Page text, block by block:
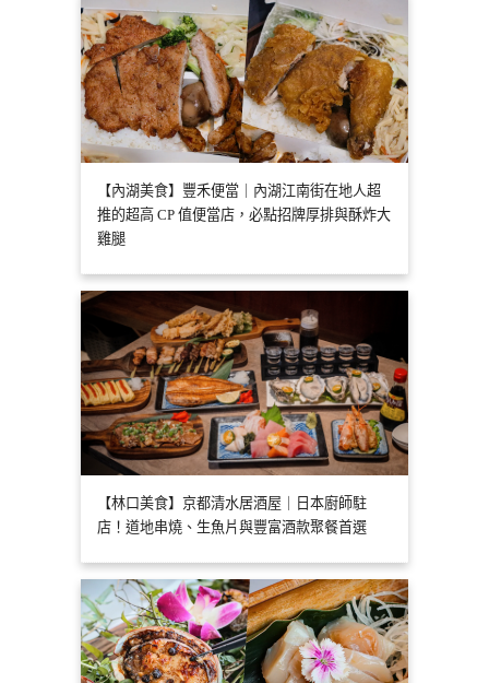
【內湖美食】豐禾便當｜內湖江南街在地人超
推的超高 CP 值便當店，必點招牌厚排與酥炸大
雞腿
【林口美食】京都清水居酒屋｜日本廚師駐
店！道地串燒、生魚片與豐富酒款聚餐首選